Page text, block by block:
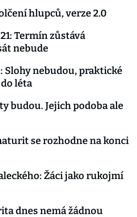
hlupců, verze 2.0
Termín zůstává
nebude
Slohy nebudou, praktické
léta
budou. Jejich podoba ale
se rozhodne na konci
Žáci jako rukojmí
dnes nemá žádnou